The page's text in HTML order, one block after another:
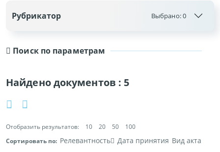
Поиск по параметрам
Найдено документов : 5
Отобразить результатов: 10 20 50
100
Сортировать по: Релевантность Дата принятия Вид акта
Рубрикатор Выбрано:0